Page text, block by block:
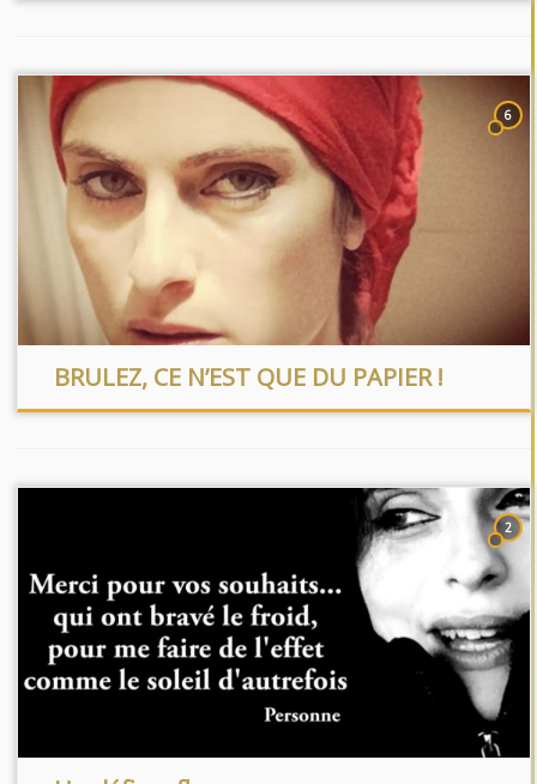
6
BRULEZ, CE N’EST QUE DU PAPIER !
2